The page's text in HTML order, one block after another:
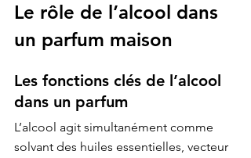
Le rôle de l’alcool dans
un parfum maison
Les fonctions clés de l’alcool
dans un parfum
L’alcool agit simultanément comme
solvant des huiles essentielles, vecteur